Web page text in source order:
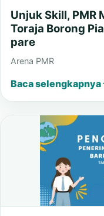
Unjuk Skill, PMR
Toraja Borong
pare
Arena PMR
Baca selengkapnya